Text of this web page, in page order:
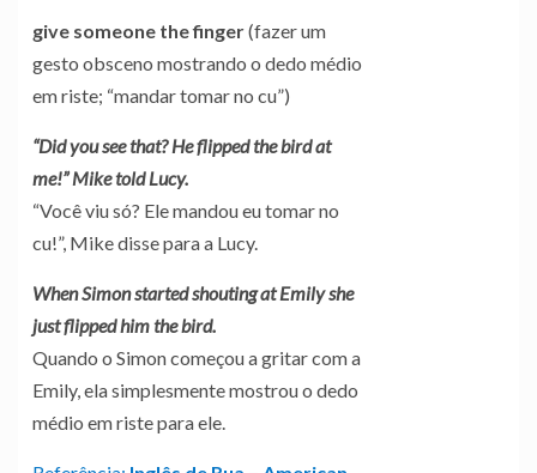
give someone the finger(fazer um
gesto obsceno mostrando o dedo médio
em riste; “mandar tomar no cu”)
“Did you see that? He flipped the bird at
me!” Mike told Lucy.
“Você viu só? Ele mandou eu tomar no
cu!”, Mike disse para a Lucy.
When Simon started shouting at Emily she
just flipped him the bird.
Quando o Simon começou a gritar com a
Emily, ela simplesmente mostrou o dedo
médio em riste para ele.